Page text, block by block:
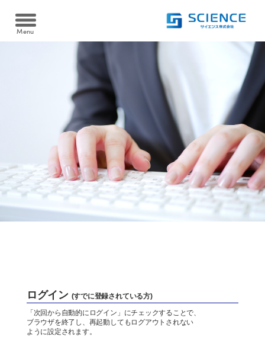
Menu
Heat pump
空冷式同時取出 AWタイプ/空冷式給湯 AHタイプ
水冷式同時取出 WW-Fタイプ
水冷式高温循環 WSRタイプ
水熱源式ブライン冷却・給油同時取出 WHCタイプ
Cooltime24
Filtration device
温浴・ろ過装置
砂ろ過自動逆洗浄 PRTシリーズ
カートリッジフィルター KJOシリーズ
電気ヒーター浴槽保温 SHSシリーズ
Case
導入実績
ろ過装置導入実績
FAQ
Company
会社概要
資料ダウンロード
Download
製品資料を
ダウンロードできます
ログイン (すでに登録されている方)
「次回から自動的にログイン」にチェックすることで、
ブラウザを終了し、再起動してもログアウトされない
ように設定されます。